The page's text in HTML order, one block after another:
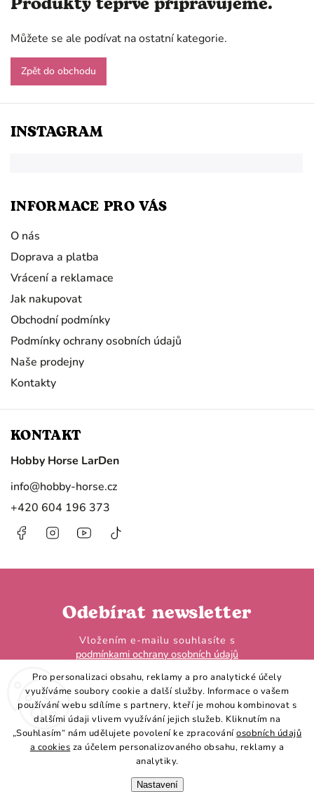
Pro personalizaci obsahu, reklamy a pro analytické účely
využíváme soubory cookie a další služby. Informace o vašem
používání webu sdílíme s partnery, kteří je mohou kombinovat s
dalšími údaji vlivem využívání jejich služeb. Kliknutím na
„Souhlasím“ nám udělujete povolení ke zpracováníosobních údajů
a cookies za účelem personalizovaného obsahu, reklamy a
analytiky.
Nastavení
Můžete se ale podívat na ostatní kategorie.
Zpět do obchodu
INSTAGRAM
Odebírat newsletter
Vložením e-mailu souhlasíte s
podmínkami ochrany osobních údajů
Přihlásit se
INFORMACE PRO VÁS
O nás
Doprava a platba
Vrácení a reklamace
Jak nakupovat
Obchodní podmínky
Podmínky ochrany osobních údajů
Naše prodejny
Kontakty
KONTAKT
Hobby Horse LarDen
info@hobby-horse.cz
+420 604 196 373
FacebookInstagramhttps://www.youtube.com/